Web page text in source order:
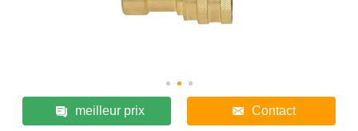
meilleur prix Contact